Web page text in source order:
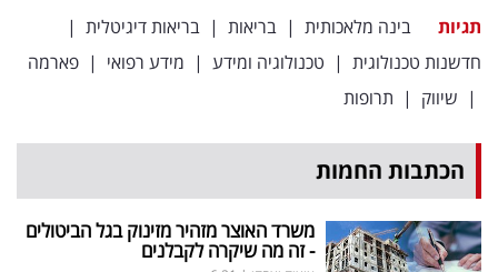
תגיות בינה מלאכותית | בריאות | בריאות דיגיטלית |
חדשנות טכנולוגית | טכנולוגיה ומידע | מידע רפואי | פארמה
| שיווק | תרופות
הכתבות החמות
משרד האוצר מזהיר מזינוק בגל הביטולים
- זה מה שיקרה לקבלנים